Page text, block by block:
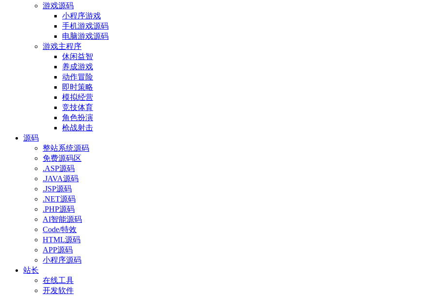
游戏源码
小程序游戏
手机游戏源码
电脑游戏源码
游戏主程序
休闲益智
养成游戏
动作冒险
即时策略
模拟经营
竞技体育
角色扮演
枪战射击
源码
整站系统源码
免费源码区
.ASP源码
.JAVA源码
.JSP源码
.NET源码
.PHP源码
AI智能源码
Code/特效
HTML源码
APP源码
小程序源码
站长
在线工具
开发软件